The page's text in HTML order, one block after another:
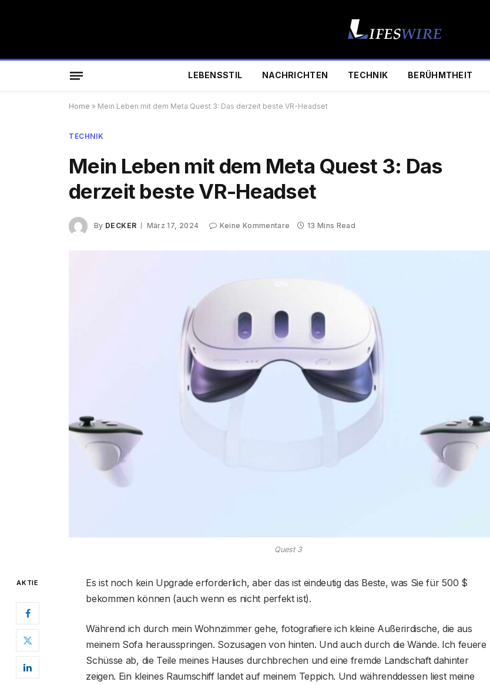
LEBENSSTIL NACHRICHTEN TECHNIK BERÜHMTHEIT
Home » Mein Leben mit dem Meta Quest 3: Das derzeit beste VR-Headset
TECHNIK
Mein Leben mit dem Meta Quest 3: Das
derzeit beste VR-Headset
By DECKER März 17, 2024 Keine Kommentare 13 Mins Read
Quest 3
AKTIE
Es ist noch kein Upgrade erforderlich, aber das ist eindeutig das Beste, was Sie für 500 $
bekommen können (auch wenn es nicht perfekt ist).
Während ich durch mein Wohnzimmer gehe, fotografiere ich kleine Außerirdische, die aus
meinem Sofa herausspringen. Sozusagen von hinten. Und auch durch die Wände. Ich feuere
Schüsse ab, die Teile meines Hauses durchbrechen und eine fremde Landschaft dahinter
zeigen. Ein kleines Raumschiff landet auf meinem Teppich. Und währenddessen liest meine